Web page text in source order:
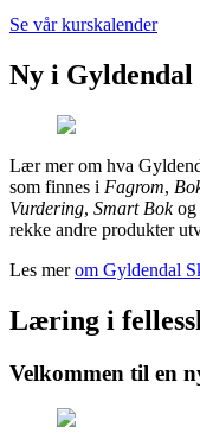
Se vår kurskalender
Ny i Gyldendal
Lær mer om hva
som finnes i Fagrom,
Vurdering, Smart Bokog
rekke andre produkter
Les merom Gyldendal
Læring i
Velkommen til en